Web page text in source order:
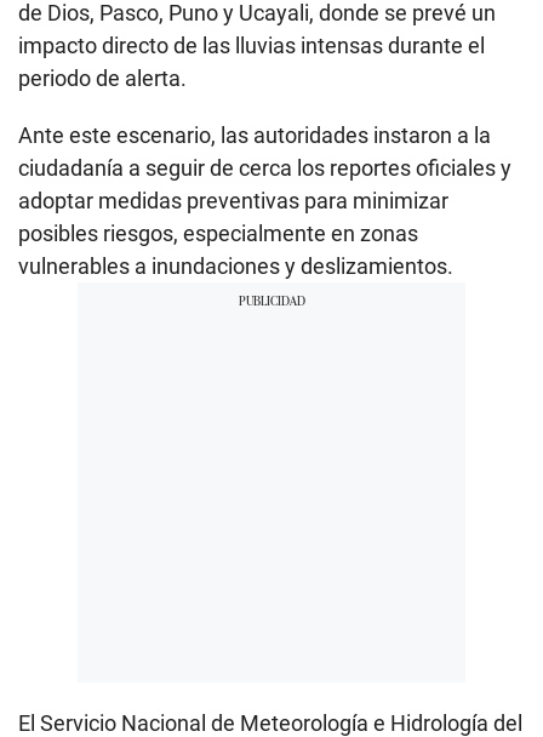
de Dios, Pasco, Puno y Ucayali, donde se prevé un
impacto directo de las lluvias intensas durante el
periodo de alerta.
Ante este escenario, las autoridades instaron a la
ciudadanía a seguir de cerca los reportes oficiales y
adoptar medidas preventivas para minimizar
posibles riesgos, especialmente en zonas
vulnerables a inundaciones y deslizamientos.
El Servicio Nacional de Meteorología e Hidrología del